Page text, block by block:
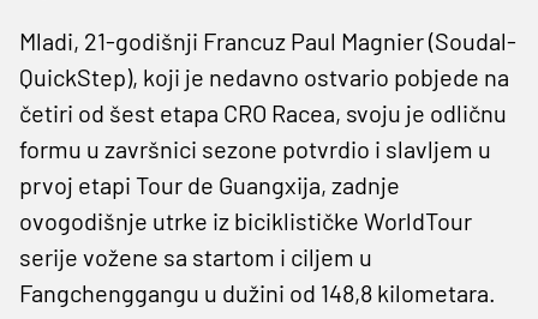
Mladi, 21-godišnji Francuz Paul Magnier (Soudal-
QuickStep), koji je nedavno ostvario pobjede na
četiri od šest etapa CRO Racea, svoju je odličnu
formu u završnici sezone potvrdio i slavljem u
prvoj etapi Tour de Guangxija, zadnje
ovogodišnje utrke iz biciklističke WorldTour
serije vožene sa startom i ciljem u
Fangchenggangu u dužini od 148,8 kilometara.